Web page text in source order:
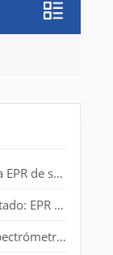
en laboratorios de polímeros
en tiempo real
del sistema sin un nuevo imán